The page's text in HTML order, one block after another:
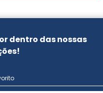
dentro das nossas